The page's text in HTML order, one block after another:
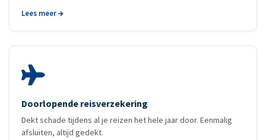
Lees meer
Doorlopende reis­verzekering
Dekt schade tijdens al je reizen het hele jaar door. Eenmalig
afsluiten, altijd gedekt.